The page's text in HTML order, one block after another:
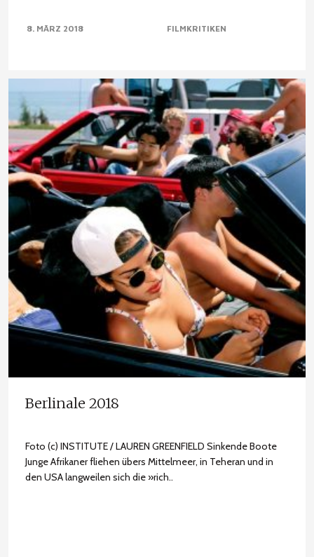
8. MÄRZ 2018 FILMKRITIKEN
Berlinale 2018
Foto (c) INSTITUTE / LAUREN GREENFIELD Sinkende Boote
Junge Afrikaner fliehen übers Mittelmeer, in Teheran und in
den USA langweilen sich die »rich..